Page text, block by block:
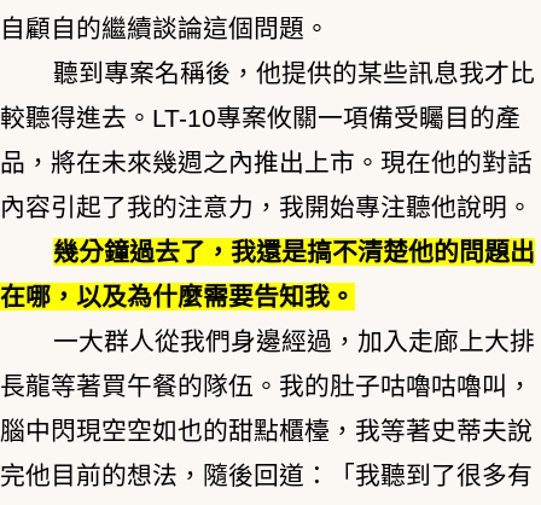
自顧自的繼續談論這個問題。
聽到專案名稱後，他提供的某些訊息我才比
較聽得進去。LT-10專案攸關一項備受矚目的產
品，將在未來幾週之內推出上市。現在他的對話
內容引起了我的注意力，我開始專注聽他說明。
幾分鐘過去了，我還是搞不清楚他的問題出
在哪，以及為什麼需要告知我。
一大群人從我們身邊經過，加入走廊上大排
長龍等著買午餐的隊伍。我的肚子咕嚕咕嚕叫，
腦中閃現空空如也的甜點櫃檯，我等著史蒂夫說
完他目前的想法，隨後回道：「我聽到了很多有